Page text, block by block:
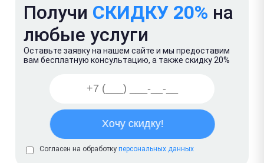
Получи СКИДКУ 20% на
любые услуги
Оставьте заявку на нашем сайте и мы предоставим
вам бесплатную консультацию, а также скидку 20%
Согласен на обработку персональных данных